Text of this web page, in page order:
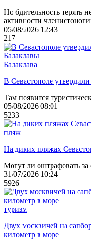
Но бдительность терять
активности
05/08/2026 12:43
217
Балаклава
В Севастополе
Там появится
05/08/2026 08:01
5233
пляж
На диких пляжах
Могут ли оштрафовать
31/07/2026 10:24
5926
туризм
Двух москвичей на
километр в море